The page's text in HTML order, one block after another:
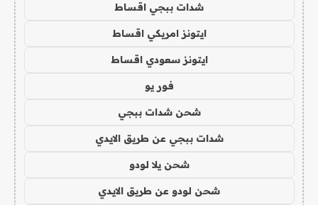
شدات ببجي اقساط
ايتونز امريكي اقساط
ايتونز سعودي اقساط
فور يو
شحن شدات ببجي
شدات ببجي عن طريق الايدي
شحن يلا لودو
شحن لودو عن طريق الايدي